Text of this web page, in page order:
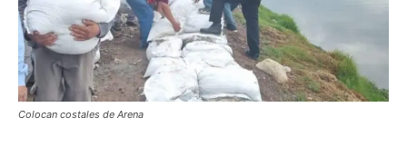
Colocan costales de Arena